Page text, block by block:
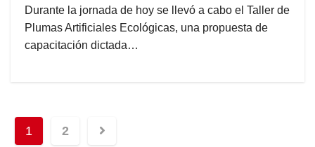
Durante la jornada de hoy se llevó a cabo el Taller de
Plumas Artificiales Ecológicas, una propuesta de
capacitación dictada…
Navegación
1 2